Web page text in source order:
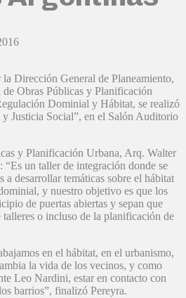
Dirección General de Planeamiento,
de Obras Públicas y Planificación
Dominial y Hábitat, se realizó
Justicia Social”, en el Salón Auditorio
y Planificación Urbana, Arq. Walter
“Es un taller de integración donde se
a desarrollar temáticas sobre el hábitat
y nuestro objetivo es que los
de puertas abiertas y sepan que
o incluso de la planificación de
en el hábitat, en el urbanismo,
la vida de los vecinos, y como
Leo Nardini, estar en contacto con
barrios”, finalizó Pereyra.